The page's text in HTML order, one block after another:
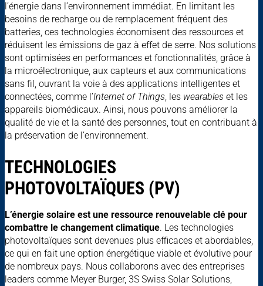
l’énergie dans l’environnement immédiat. En limitant les
besoins de recharge ou de remplacement fréquent des
batteries, ces technologies économisent des ressources et
réduisent les émissions de gaz à effet de serre. Nos solutions
sont optimisées en performances et fonctionnalités, grâce à
la microélectronique, aux capteurs et aux communications
sans fil, ouvrant la voie à des applications intelligentes et
connectées, comme l’Internet of Things, les wearables et les
appareils biomédicaux. Ainsi, nous pouvons améliorer la
qualité de vie et la santé des personnes, tout en contribuant à
la préservation de l’environnement.
TECHNOLOGIES
PHOTOVOLTAÏQUES (PV)
L’énergie solaire est une ressource renouvelable clé pour
combattre le changement climatique. Les technologies
photovoltaïques sont devenues plus efficaces et abordables,
ce qui en fait une option énergétique viable et évolutive pour
de nombreux pays. Nous collaborons avec des entreprises
leaders comme Meyer Burger, 3S Swiss Solar Solutions,